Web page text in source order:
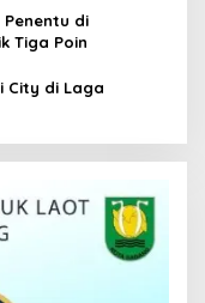
Penentu di
Tiga Poin
City di Laga